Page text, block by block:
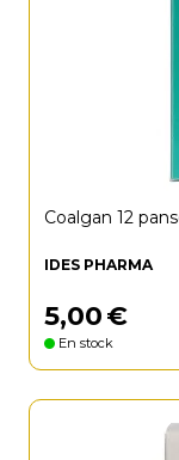
Coalgan 12
IDES PHARMA
5,00€
En stock